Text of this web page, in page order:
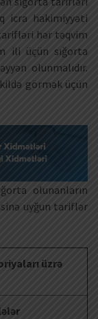
icra hakimiyyəti
hər təqvim
ili üçün sığorta
olunmalıdır.
görmək üçün
olunanların
uyğun tariflər
üzrə